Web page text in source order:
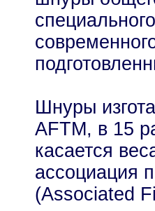
Шнуры
AFTM, в 15
касается
ассоциация
(Associated